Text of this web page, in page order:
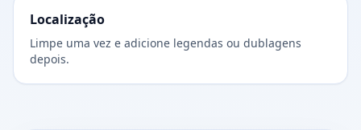
Localização
Limpe uma vez e adicione legendas ou dublagens
depois.